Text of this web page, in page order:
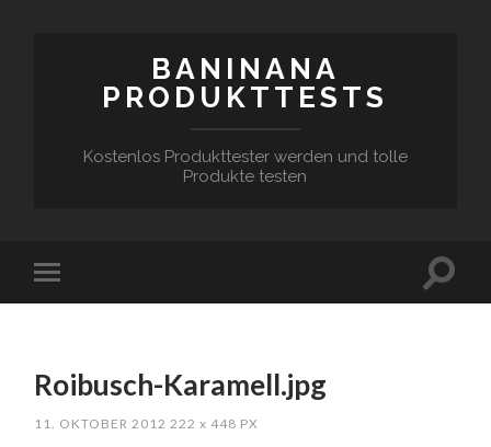
BANINANA
PRODUKTTESTS
Kostenlos Produkttester werden und tolle
Produkte testen
Roibusch-Karamell.jpg
11. OKTOBER 2012 222x 448 PX